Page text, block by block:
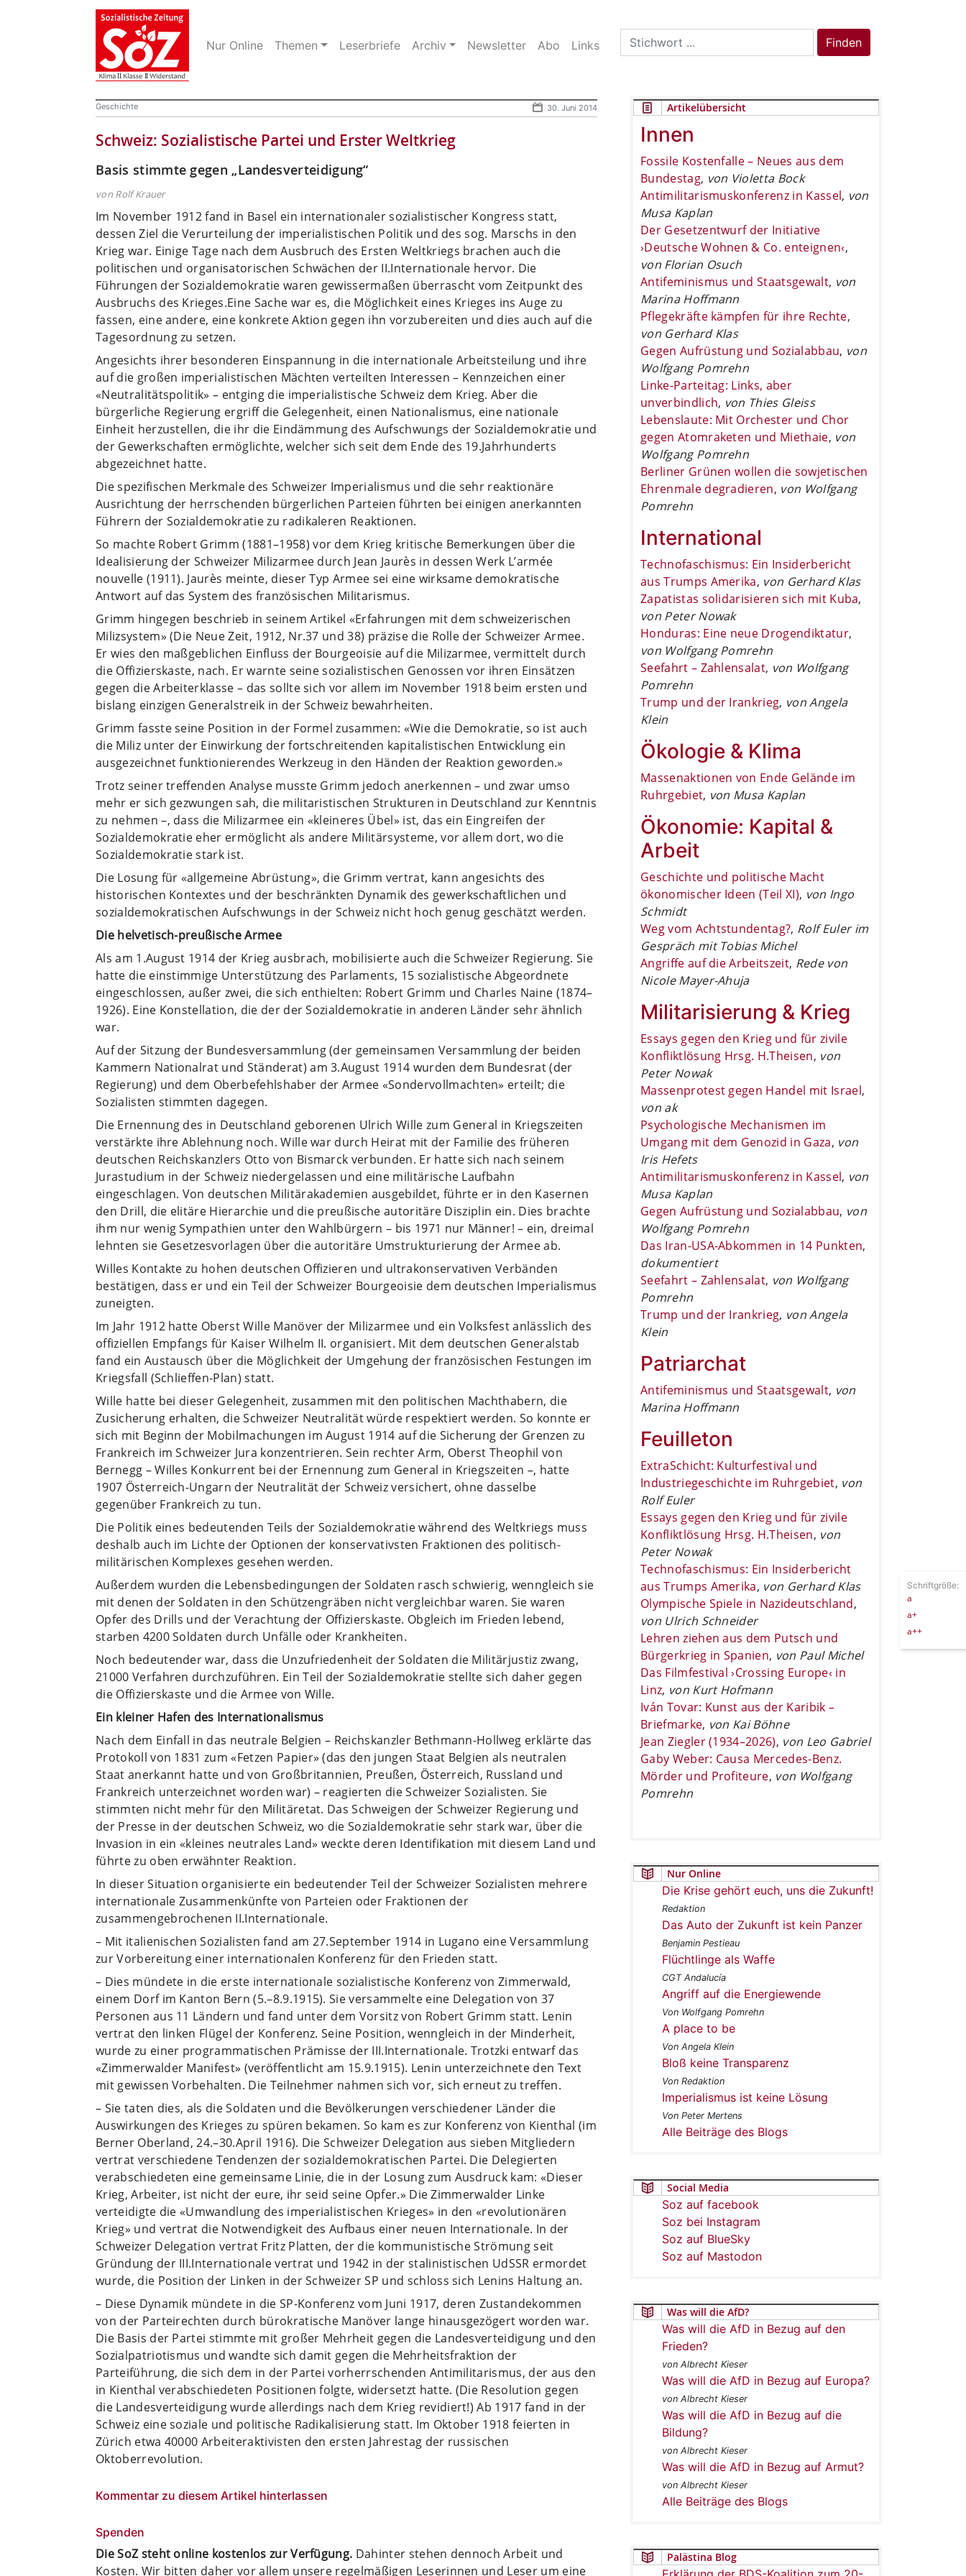
Nur Online Themen Leserbriefe Archiv Newsletter Abo Links
Search
for:
Finden
Geschichte 30. Juni 2014
Schweiz: Sozialistische Partei und Erster Weltkrieg
Basis stimmte gegen „Landesverteidigung“
von Rolf Krauer
Im November 1912 fand in Basel ein internationaler sozialistischer Kongress statt,
dessen Ziel die Verurteilung der imperialistischen Politik und des sog. Marschs in den
Krieg war. Einige Tage nach dem Ausbruch des Ersten Weltkriegs brachen auch die
politischen und organisatorischen Schwächen der II.Internationale hervor. Die
Führungen der Sozialdemokratie waren gewissermaßen überrascht vom Zeitpunkt des
Ausbruchs des Krieges.Eine Sache war es, die Möglichkeit eines Krieges ins Auge zu
fassen, eine andere, eine konkrete Aktion gegen ihn vorzubereiten und dies auch auf die
Tagesordnung zu setzen.
Angesichts ihrer besonderen Einspannung in die internationale Arbeitsteilung und ihre
auf die großen imperialistischen Mächten verteilten Interessen – Kennzeichen einer
«Neutralitätspolitik» – entging die imperialistische Schweiz dem Krieg. Aber die
bürgerliche Regierung ergriff die Gelegenheit, einen Nationalismus, eine nationale
Einheit herzustellen, die ihr die Eindämmung des Aufschwungs der Sozialdemokratie und
der Gewerkschaften ermöglichte, welcher sich seit dem Ende des 19.Jahrhunderts
abgezeichnet hatte.
Die spezifischen Merkmale des Schweizer Imperialismus und die sehr reaktionäre
Ausrichtung der herrschenden bürgerlichen Parteien führten bei einigen anerkannten
Führern der Sozialdemokratie zu radikaleren Reaktionen.
So machte Robert Grimm (1881–1958) vor dem Krieg kritische Bemerkungen über die
Idealisierung der Schweizer Milizarmee durch Jean Jaurès in dessen Werk L’armée
nouvelle (1911). Jaurès meinte, dieser Typ Armee sei eine wirksame demokratische
Antwort auf das System des französischen Militarismus.
Grimm hingegen beschrieb in seinem Artikel «Erfahrungen mit dem schweizerischen
Milizsystem» (Die Neue Zeit, 1912, Nr.37 und 38) präzise die Rolle der Schweizer Armee.
Er wies den maßgeblichen Einfluss der Bourgeoisie auf die Milizarmee, vermittelt durch
die Offizierskaste, nach. Er warnte seine sozialistischen Genossen vor ihren Einsätzen
gegen die Arbeiterklasse – das sollte sich vor allem im November 1918 beim ersten und
bislang einzigen Generalstreik in der Schweiz bewahrheiten.
Grimm fasste seine Position in der Formel zusammen: «Wie die Demokratie, so ist auch
die Miliz unter der Einwirkung der fortschreitenden kapitalistischen Entwicklung ein
ausgezeichnet funktionierendes Werkzeug in den Händen der Reaktion geworden.»
Trotz seiner treffenden Analyse musste Grimm jedoch anerkennen – und zwar umso
mehr er sich gezwungen sah, die militaristischen Strukturen in Deutschland zur Kenntnis
zu nehmen –, dass die Milizarmee ein «kleineres Übel» ist, das ein Eingreifen der
Sozialdemokratie eher ermöglicht als andere Militärsysteme, vor allem dort, wo die
Sozialdemokratie stark ist.
Die Losung für «allgemeine Abrüstung», die Grimm vertrat, kann angesichts des
historischen Kontextes und der beschränkten Dynamik des gewerkschaftlichen und
sozialdemokratischen Aufschwungs in der Schweiz nicht hoch genug geschätzt werden.
Die helvetisch-preußische Armee
Als am 1.August 1914 der Krieg ausbrach, mobilisierte auch die Schweizer Regierung. Sie
hatte die einstimmige Unterstützung des Parlaments, 15 sozialistische Abgeordnete
eingeschlossen, außer zwei, die sich enthielten: Robert Grimm und Charles Naine (1874–
1926). Eine Konstellation, die der der Sozialdemokratie in anderen Länder sehr ähnlich
war.
Auf der Sitzung der Bundesversammlung (der gemeinsamen Versammlung der beiden
Kammern Nationalrat und Ständerat) am 3.August 1914 wurden dem Bundesrat (der
Regierung) und dem Oberbefehlshaber der Armee «Sondervollmachten» erteilt; die
Sozialisten stimmten dagegen.
Die Ernennung des in Deutschland geborenen Ulrich Wille zum General in Kriegszeiten
verstärkte ihre Ablehnung noch. Wille war durch Heirat mit der Familie des früheren
deutschen Reichskanzlers Otto von Bismarck verbunden. Er hatte sich nach seinem
Jurastudium in der Schweiz niedergelassen und eine militärische Laufbahn
eingeschlagen. Von deutschen Militärakademien ausgebildet, führte er in den Kasernen
den Drill, die elitäre Hierarchie und die preußische autoritäre Disziplin ein. Dies brachte
ihm nur wenig Sympathien unter den Wahlbürgern – bis 1971 nur Männer! – ein, dreimal
lehnten sie Gesetzesvorlagen über die autoritäre Umstrukturierung der Armee ab.
Willes Kontakte zu hohen deutschen Offizieren und ultrakonservativen Verbänden
bestätigen, dass er und ein Teil der Schweizer Bourgeoisie dem deutschen Imperialismus
zuneigten.
Im Jahr 1912 hatte Oberst Wille Manöver der Milizarmee und ein Volksfest anlässlich des
offiziellen Empfangs für Kaiser Wilhelm II. organisiert. Mit dem deutschen Generalstab
fand ein Austausch über die Möglichkeit der Umgehung der französischen Festungen im
Kriegsfall (Schlieffen-Plan) statt.
Wille hatte bei dieser Gelegenheit, zusammen mit den politischen Machthabern, die
Zusicherung erhalten, die Schweizer Neutralität würde respektiert werden. So konnte er
sich mit Beginn der Mobilmachungen im August 1914 auf die Sicherung der Grenzen zu
Frankreich im Schweizer Jura konzentrieren. Sein rechter Arm, Oberst Theophil von
Bernegg – Willes Konkurrent bei der Ernennung zum General in Kriegszeiten –, hatte
1907 Österreich-Ungarn der Neutralität der Schweiz versichert, ohne dasselbe
gegenüber Frankreich zu tun.
Die Politik eines bedeutenden Teils der Sozialdemokratie während des Weltkriegs muss
deshalb auch im Lichte der Optionen der konservativsten Fraktionen des politisch-
militärischen Komplexes gesehen werden.
Außerdem wurden die Lebensbedingungen der Soldaten rasch schwierig, wenngleich sie
mit denen der Soldaten in den Schützengräben nicht vergleichbar waren. Sie waren
Opfer des Drills und der Verachtung der Offizierskaste. Obgleich im Frieden lebend,
starben 4200 Soldaten durch Unfälle oder Krankheiten.
Noch bedeutender war, dass die Unzufriedenheit der Soldaten die Militärjustiz zwang,
21000 Verfahren durchzuführen. Ein Teil der Sozialdemokratie stellte sich daher gegen
die Offizierskaste und die Armee von Wille.
Ein kleiner Hafen des Internationalismus
Nach dem Einfall in das neutrale Belgien – Reichskanzler Bethmann-Hollweg erklärte das
Protokoll von 1831 zum «Fetzen Papier» (das den jungen Staat Belgien als neutralen
Staat anerkannt hatte und von Großbritannien, Preußen, Österreich, Russland und
Frankreich unterzeichnet worden war) – reagierten die Schweizer Sozialisten. Sie
stimmten nicht mehr für den Militäretat. Das Schweigen der Schweizer Regierung und
der Presse in der deutschen Schweiz, wo die Sozialdemokratie sehr stark war, über die
Invasion in ein «kleines neutrales Land» weckte deren Identifikation mit diesem Land und
führte zu oben erwähnter Reaktion.
In dieser Situation organisierte ein bedeutender Teil der Schweizer Sozialisten mehrere
internationale Zusammenkünfte von Parteien oder Fraktionen der
zusammengebrochenen II.Internationale.
– Mit italienischen Sozialisten fand am 27.September 1914 in Lugano eine Versammlung
zur Vorbereitung einer internationalen Konferenz für den Frieden statt.
– Dies mündete in die erste internationale sozialistische Konferenz von Zimmerwald,
einem Dorf im Kanton Bern (5.–8.9.1915). Sie versammelte eine Delegation von 37
Personen aus 11 Ländern und fand unter dem Vorsitz von Robert Grimm statt. Lenin
vertrat den linken Flügel der Konferenz. Seine Position, wenngleich in der Minderheit,
wurde zu einer programmatischen Prämisse der III.Internationale. Trotzki entwarf das
«Zimmerwalder Manifest» (veröffentlicht am 15.9.1915). Lenin unterzeichnete den Text
mit gewissen Vorbehalten. Die Teilnehmer nahmen sich vor, sich erneut zu treffen.
– Sie taten dies, als die Soldaten und die Bevölkerungen verschiedener Länder die
Auswirkungen des Krieges zu spüren bekamen. So kam es zur Konferenz von Kienthal (im
Berner Oberland, 24.–30.April 1916). Die Schweizer Delegation aus sieben Mitgliedern
vertrat verschiedene Tendenzen der sozialdemokratischen Partei. Die Delegierten
verabschiedeten eine gemeinsame Linie, die in der Losung zum Ausdruck kam: «Dieser
Krieg, Arbeiter, ist nicht der eure, ihr seid seine Opfer.» Die Zimmerwalder Linke
verteidigte die «Umwandlung des imperialistischen Krieges» in den «revolutionären
Krieg» und vertrat die Notwendigkeit des Aufbaus einer neuen Internationale. In der
Schweizer Delegation vertrat Fritz Platten, der die kommunistische Strömung seit
Gründung der III.Internationale vertrat und 1942 in der stalinistischen UdSSR ermordet
wurde, die Position der Linken in der Schweizer SP und schloss sich Lenins Haltung an.
– Diese Dynamik mündete in die SP-Konferenz vom Juni 1917, deren Zustandekommen
von der Parteirechten durch bürokratische Manöver lange hinausgezögert worden war.
Die Basis der Partei stimmte mit großer Mehrheit gegen die Landesverteidigung und den
Sozialpatriotismus und wandte sich damit gegen die Mehrheitsfraktion der
Parteiführung, die sich dem in der Partei vorherrschenden Antimilitarismus, der aus den
in Kienthal verabschiedeten Positionen folgte, widersetzt hatte. (Die Resolution gegen
die Landesverteidigung wurde allerdings nach dem Krieg revidiert!) Ab 1917 fand in der
Schweiz eine soziale und politische Radikalisierung statt. Im Oktober 1918 feierten in
Zürich etwa 40000 Arbeiteraktivisten den ersten Jahrestag der russischen
Oktoberrevolution.
Kommentar zu diesem Artikel hinterlassen
Spenden
Die SoZ steht online kostenlos zur Verfügung. Dahinter stehen dennoch Arbeit und
Kosten. Wir bitten daher vor allem unsere regelmäßigen Leserinnen und Leser um eine
Artikelübersicht
Innen
Fossile Kostenfalle – Neues aus dem
Bundestag, von Violetta Bock
Antimilitarismuskonferenz in Kassel, von
Musa Kaplan
Der Gesetzentwurf der Initiative
›Deutsche Wohnen & Co. enteignen‹,
von Florian Osuch
Antifeminismus und Staatsgewalt, von
Marina Hoffmann
Pflegekräfte kämpfen für ihre Rechte,
von Gerhard Klas
Gegen Aufrüstung und Sozialabbau, von
Wolfgang Pomrehn
Linke-Parteitag: Links, aber
unverbindlich, von Thies Gleiss
Lebenslaute: Mit Orchester und Chor
gegen Atomraketen und Miethaie, von
Wolfgang Pomrehn
Berliner Grünen wollen die sowjetischen
Ehrenmale degradieren, von Wolfgang
Pomrehn
International
Technofaschismus: Ein Insiderbericht
aus Trumps Amerika, von Gerhard Klas
Zapatistas solidarisieren sich mit Kuba,
von Peter Nowak
Honduras: Eine neue Drogendiktatur,
von Wolfgang Pomrehn
Seefahrt – Zahlensalat, von Wolfgang
Pomrehn
Trump und der Irankrieg, von Angela
Klein
Ökologie & Klima
Massenaktionen von Ende Gelände im
Ruhrgebiet, von Musa Kaplan
Ökonomie: Kapital &
Arbeit
Geschichte und politische Macht
ökonomischer Ideen (Teil XI), von Ingo
Schmidt
Weg vom Achtstundentag?, Rolf Euler im
Gespräch mit Tobias Michel
Angriffe auf die Arbeitszeit, Rede von
Nicole Mayer-Ahuja
Militarisierung & Krieg
Essays gegen den Krieg und für zivile
Konfliktlösung Hrsg. H.Theisen, von
Peter Nowak
Massenprotest gegen Handel mit Israel,
von ak
Psychologische Mechanismen im
Umgang mit dem Genozid in Gaza, von
Iris Hefets
Antimilitarismuskonferenz in Kassel, von
Musa Kaplan
Gegen Aufrüstung und Sozialabbau, von
Wolfgang Pomrehn
Das Iran-USA-Abkommen in 14 Punkten,
dokumentiert
Seefahrt – Zahlensalat, von Wolfgang
Pomrehn
Trump und der Irankrieg, von Angela
Klein
Patriarchat
Antifeminismus und Staatsgewalt, von
Marina Hoffmann
Feuilleton
ExtraSchicht: Kulturfestival und
Industriegeschichte im Ruhrgebiet, von
Rolf Euler
Essays gegen den Krieg und für zivile
Konfliktlösung Hrsg. H.Theisen, von
Peter Nowak
Technofaschismus: Ein Insiderbericht
aus Trumps Amerika, von Gerhard Klas
Olympische Spiele in Nazideutschland,
von Ulrich Schneider
Lehren ziehen aus dem Putsch und
Bürgerkrieg in Spanien, von Paul Michel
Das Filmfestival ›Crossing Europe‹ in
Linz, von Kurt Hofmann
Iván Tovar: Kunst aus der Karibik –
Briefmarke, von Kai Böhne
Jean Ziegler (1934–2026), von Leo Gabriel
Gaby Weber: Causa Mercedes-Benz.
Mörder und Profiteure, von Wolfgang
Pomrehn
Nur Online
Die Krise gehört euch, uns die Zukunft!
Redaktion
Das Auto der Zukunft ist kein Panzer
Benjamin Pestieau
Flüchtlinge als Waffe
CGT Andalucía
Angriff auf die Energiewende
Von Wolfgang Pomrehn
A place to be
Von Angela Klein
Bloß keine Transparenz
Von Redaktion
Imperialismus ist keine Lösung
Von Peter Mertens
Alle Beiträge des Blogs
Social Media
Soz auf facebook
Soz bei Instagram
Soz auf BlueSky
Soz auf Mastodon
Was will die AfD?
Was will die AfD in Bezug auf den
Frieden?
von Albrecht Kieser
Was will die AfD in Bezug auf Europa?
von Albrecht Kieser
Was will die AfD in Bezug auf die
Bildung?
von Albrecht Kieser
Was will die AfD in Bezug auf Armut?
von Albrecht Kieser
Alle Beiträge des Blogs
Palästina Blog
Schriftgröße:
a
a+
a++